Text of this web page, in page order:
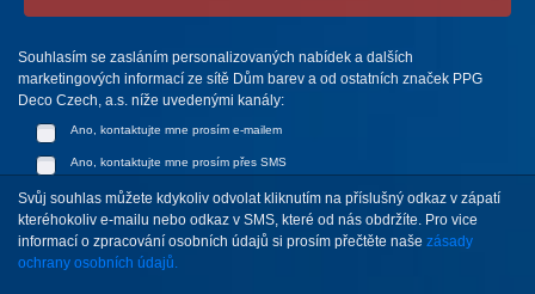
Souhlasím se zasláním personalizovaných nabídek a dalších
marketingových informací ze sítě Dům barev a od ostatních značek PPG
Deco Czech, a.s. níže uvedenými kanály:
Ano, kontaktujte mne prosím e-mailem
Ano, kontaktujte mne prosím přes SMS
Svůj souhlas můžete kdykoliv odvolat kliknutím na příslušný odkaz v zápatí
kteréhokoliv e-mailu nebo odkaz v SMS, které od nás obdržíte. Pro vice
informací o zpracování osobních údajů si prosím přečtěte naše zásady
ochrany osobních údajů.